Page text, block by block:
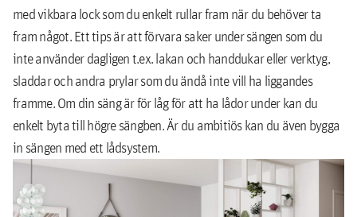
med vikbara lock som du enkelt rullar fram när du behöver ta
fram något. Ett tips är att förvara saker under sängen som du
inte använder dagligen t.ex. lakan och handdukar eller verktyg,
sladdar och andra prylar som du ändå inte vill ha liggandes
framme. Om din säng är för låg för att ha lådor under kan du
enkelt byta till högre sängben. Är du ambitiös kan du även bygga
in sängen med ett lådsystem.